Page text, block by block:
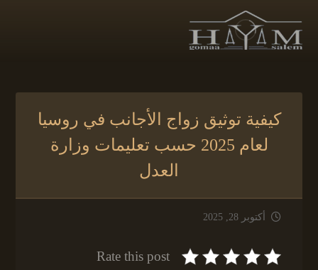
كيفية توثيق زواج الأجانب في روسيا
لعام 2025 حسب تعليمات وزارة
العدل
أكتوبر 28, 2025
Rate this post